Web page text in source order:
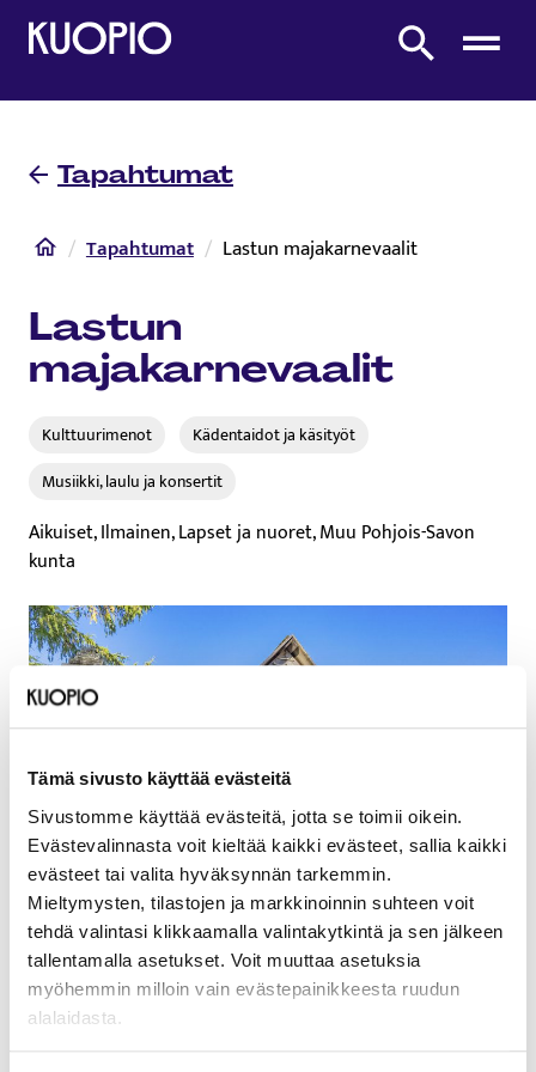
Tämä sivusto käyttää evästeitä
Sivustomme käyttää evästeitä, jotta se toimii oikein.
Evästevalinnasta voit kieltää kaikki evästeet, sallia kaikki
evästeet tai valita hyväksynnän tarkemmin.
Mieltymysten, tilastojen ja markkinoinnin suhteen voit
tehdä valintasi klikkaamalla valintakytkintä ja sen jälkeen
tallentamalla asetukset. Voit muuttaa asetuksia
myöhemmin milloin vain evästepainikkeesta ruudun
alalaidasta.
Etusivulle
Etsi sivustolta
Tapahtumat
Etusivu
Tapahtumat Lastun majakarnevaalit
Lastun
majakarnevaalit
Kulttuurimenot
Kädentaidot ja käsityöt
Musiikki, laulu ja konsertit
Aikuiset, Ilmainen, Lapset ja nuoret, Muu Pohjois-Savon
kunta
Päivämäärät
6.6.2026